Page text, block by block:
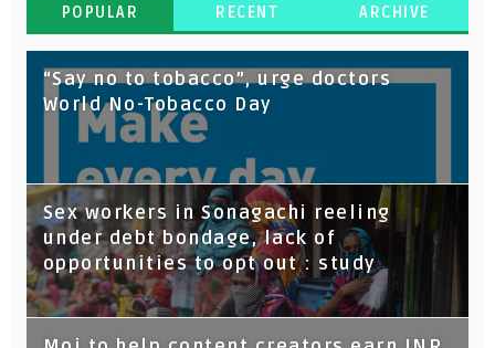
POPULAR RECENT ARCHIVE
“Say no to tobacco”, urge doctors
World No-Tobacco Day
Sex workers in Sonagachi reeling
under debt bondage, lack of
opportunities to opt out : study